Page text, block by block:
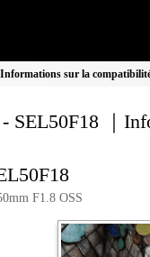
sur la
SEL50F18 ｜
F1.8 OSS